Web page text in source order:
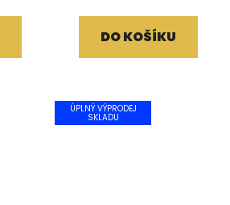
DO KOŠÍKU
ÚPLNÝ VÝPRODEJ
SKLADU